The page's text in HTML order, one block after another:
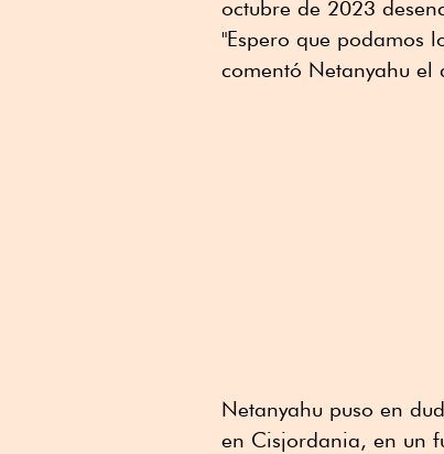
octubre de 2023
"Espero que podamos
comentó Netanyahu el
Netanyahu puso en
en Cisjordania, en un